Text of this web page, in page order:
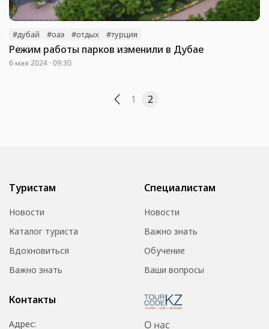
#дубай #оаэ #отдых #турция
Режим работы парков изменили в Дубае
6 мая 2024 · 09:30
1 2
Туристам
Новости
Каталог туриста
Вдохновиться
Важно знать
Специалистам
Новости
Важно знать
Обучение
Ваши вопросы
Контакты
Адрес:
О нас